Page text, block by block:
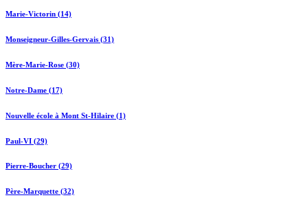
Marie-Victorin (14)
Monseigneur-Gilles-Gervais (31)
Mère-Marie-Rose (30)
Notre-Dame (17)
Nouvelle école à Mont St-Hilaire (1)
Paul-VI (29)
Pierre-Boucher (29)
Père-Marquette (32)